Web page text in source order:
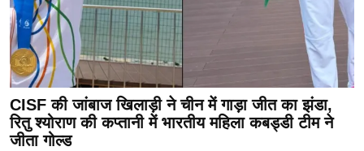
CISF की जांबाज खिलाड़ी ने चीन में गाड़ा जीत का झंडा,
रितु श्योराण की कप्तानी में भारतीय महिला कबड्डी टीम ने
जीता गोल्ड